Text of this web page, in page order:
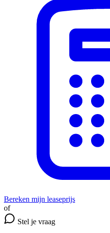
Bereken mijn leaseprijs
of
Stel je vraag